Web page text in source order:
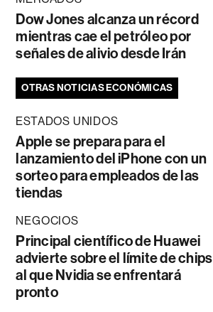
Dow Jones alcanza un récord
mientras cae el petróleo por
señales de alivio desde Irán
OTRAS NOTICIAS ECONÓMICAS
ESTADOS UNIDOS
Apple se prepara para el
lanzamiento del iPhone con un
sorteo para empleados de las
tiendas
NEGOCIOS
Principal científico de Huawei
advierte sobre el límite de chips
al que Nvidia se enfrentará
pronto